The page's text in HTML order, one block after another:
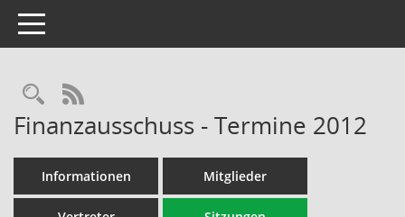
Toggle navigation
Rechercheauswahl
RSS-Feed
Finanzausschuss - Termine 2012
Informationen Mitglieder